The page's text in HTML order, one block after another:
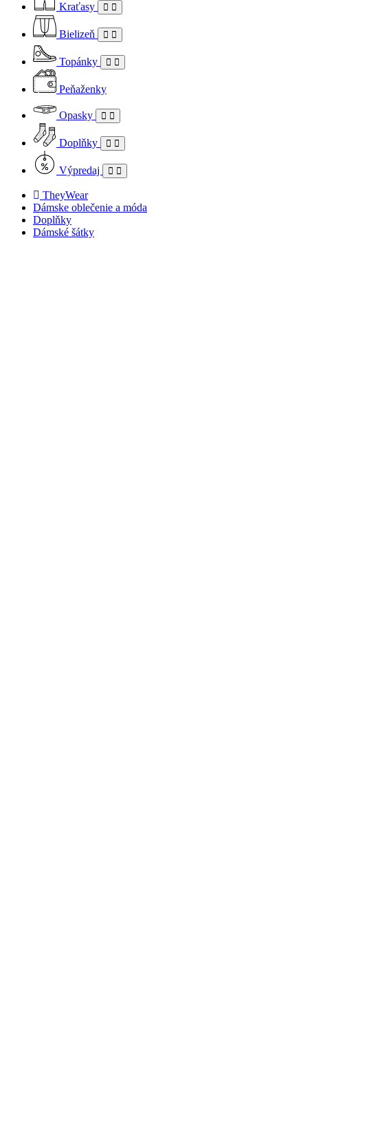
Kraťasy
Bielizeň
Topánky
Peňaženky
Opasky
Doplňky
Výpredaj
TheyWear
Dámske oblečenie a móda
Doplňky
Dámské šátky